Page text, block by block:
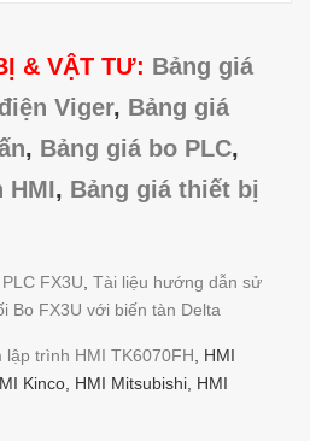
& VẬT TƯ: Bảng giá
Viger, Bảng giá
, Bảng giá bo PLC,
HMI, Bảng giá thiết bị
FX3U Tài liệu hướng dẫn sử
Bo FX3U với biến tàn Delta
lập trình HMI TK6070FH , HMI
Kinco, HMI Mitsubishi, HMI